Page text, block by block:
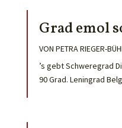
Grad emol
VON PETRA RIEGER-
’s gebt Schweregrad
90 Grad. Leningrad